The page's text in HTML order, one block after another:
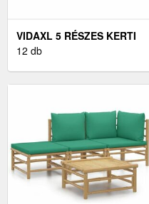
VIDAXL 5 RÉSZES KERTI
BÚTORGARNITÚRA
12 db